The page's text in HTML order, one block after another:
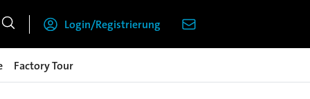
Login/Registrierung
Factory Tour